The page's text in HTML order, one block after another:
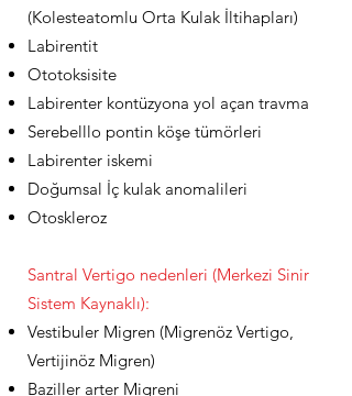
(Kolesteatomlu Orta Kulak İltihapları)
Labirentit
Ototoksisite
Labirenter kontüzyona yol açan travma
Serebelllo pontin köşe tümörleri
Labirenter iskemi
Doğumsal İç kulak anomalileri
Otoskleroz
Santral Vertigo nedenleri (Merkezi Sinir
Sistem Kaynaklı):
Vestibuler Migren (Migrenöz Vertigo,
Vertijinöz Migren)
Baziller arter Migreni